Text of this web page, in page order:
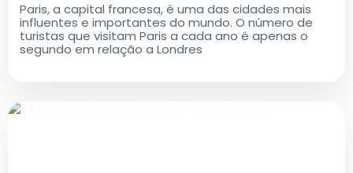
Paris, a capital francesa, é uma das cidades mais
influentes e importantes do mundo. O número de
turistas que visitam Paris a cada ano é apenas o
segundo em relação a Londres